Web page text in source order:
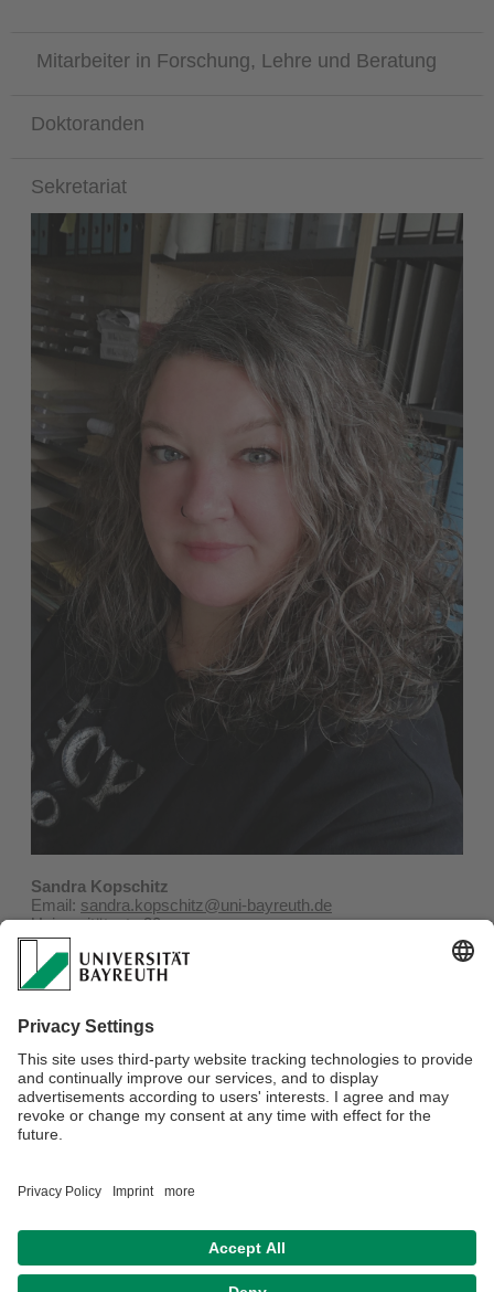
Mitarbeiter in Forschung, Lehre und Beratung
Doktoranden
Sekretariat
Sandra Kopschitz
Email: sandra.kopschitz@uni-bayreuth.de
Universitätsstr. 30
95447 Bayreuth
Telefon: +49 (0)921 / 55-2276
Fax: +49 (0)921 / 55-2292
Terms of Use